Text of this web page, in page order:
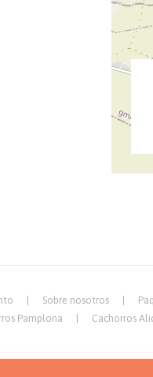
Sobre nosotros
Pamplona Cachorros